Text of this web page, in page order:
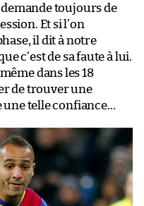
toujours de
Et si l’on
il dit à notre
c’est de sa faute à lui.
dans les 18
de trouver une
une telle confiance…